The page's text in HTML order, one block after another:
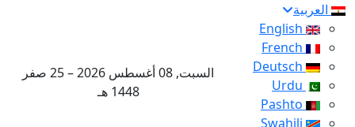
العربية
السبت, 08 أغسطس 2026 – 25 صفر
1448 هـ